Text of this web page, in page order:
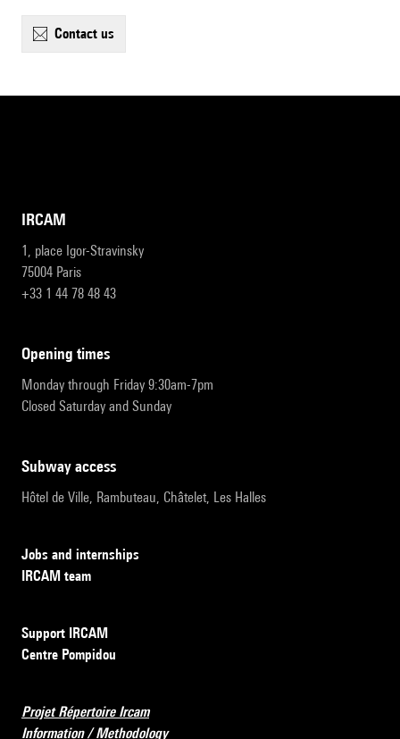
contact us
IRCAM
1, place Igor-Stravinsky
75004 Paris
+33 1 44 78 48 43
opening times
Monday through Friday 9:30am-7pm
Closed Saturday and Sunday
subway access
Hôtel de Ville, Rambuteau, Châtelet, Les Halles
Jobs and internships
IRCAM team
Support IRCAM
Centre Pompidou
Projet Répertoire Ircam
Information / Methodology